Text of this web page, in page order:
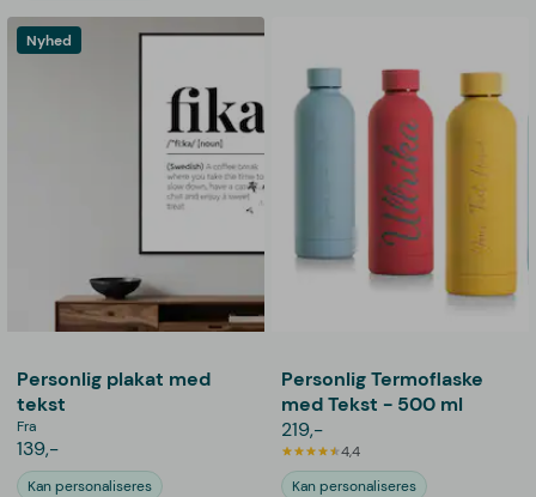
Nyhed
Personlig plakat med
tekst
Fra
139,-
Kan personaliseres
Personlig Termoflaske
med Tekst - 500 ml
219,-
4,4
Kan personaliseres